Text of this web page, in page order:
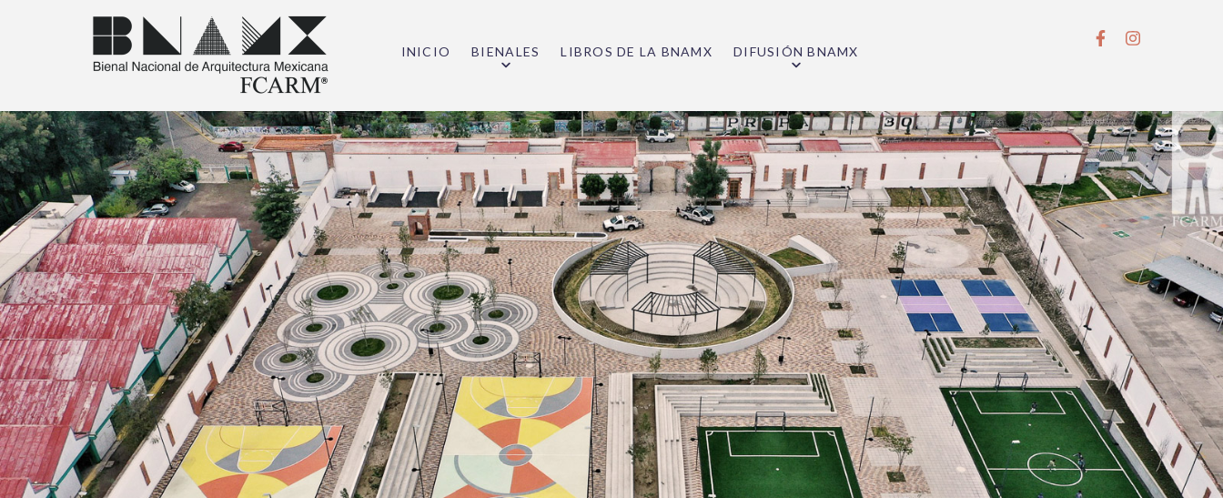
INICIO BIENALES LIBROS DE LA BNAMX DIFUSIÓN BNAMX